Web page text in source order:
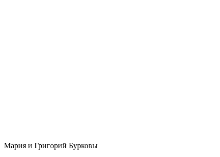
Мария и Григорий Бурковы